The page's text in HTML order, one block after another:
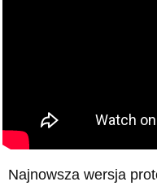
Najnowsza wersja